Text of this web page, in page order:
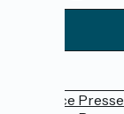
Espace Presse